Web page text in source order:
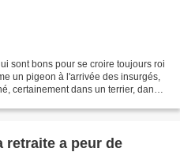
sont bons pour se croire toujours roi
un pigeon à l'arrivée des insurgés,
certainement dans un terrier, dans
retraite a peur de